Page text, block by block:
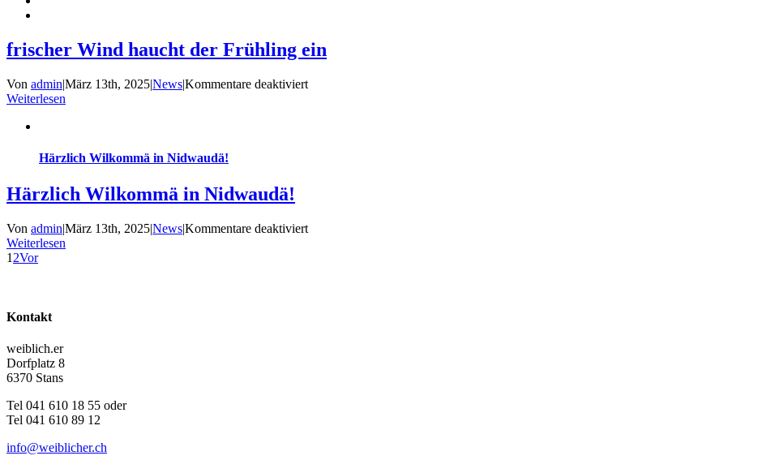
frischer Wind haucht der Frühling ein
Von admin|März 13th, 2025|News|Kommentare deaktiviertfür
Weiterlesen
Härzlich Wilkommä in Nidwaudä!
Härzlich Wilkommä in Nidwaudä!
Von admin|März 13th, 2025|News|Kommentare deaktiviertfür
Weiterlesen
1 2Vor
Kontakt
weiblich.er
Dorfplatz 8
6370 Stans
Tel 041 610 18 55 oder
Tel 041 610 89 12
info@weiblicher.ch